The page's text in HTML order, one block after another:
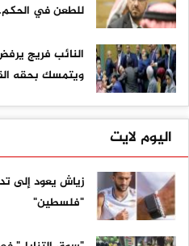
للطعن في
النائب فريج
ويتمسك بحقه
اليوم لايت
زياش يعود إلى
"فلسطين"